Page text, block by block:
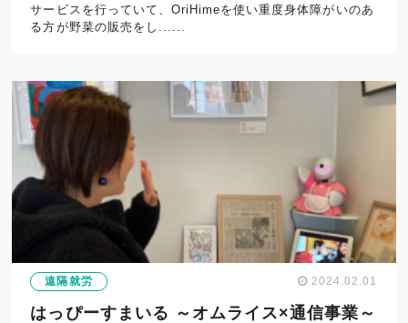
サービスを行っていて、OriHimeを使い重度身体障がいのあ
る方が野菜の販売をし......
遠隔就労 2024.02.01
はっぴーすまいる ～オムライス×通信事業～